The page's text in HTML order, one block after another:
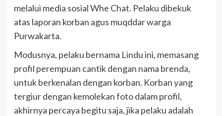
melalui media sosial Whe Chat. Pelaku dibekuk
atas laporan korban agus muqddar warga
Purwakarta.
Modusnya, pelaku bernama Lindu ini, memasang
profil perempuan cantik dengan nama brenda,
untuk berkenalan dengan korban. Korban yang
tergiur dengan kemolekan foto dalam profil,
akhirnya percaya begitu saja, jika pelaku adalah